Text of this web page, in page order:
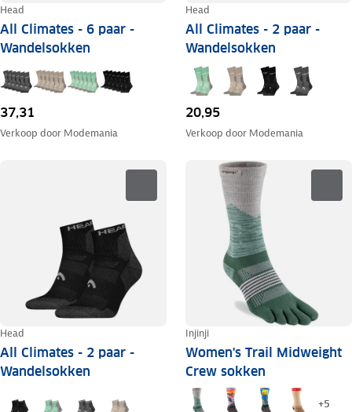
Head
All Climates - 6 paar -
Wandelsokken
37,31
Verkoop door Modemania
Head
All Climates - 2 paar -
Wandelsokken
20,95
Verkoop door Modemania
Head
All Climates - 2 paar -
Wandelsokken
Injinji
Women's Trail Midweight
Crew sokken
+5